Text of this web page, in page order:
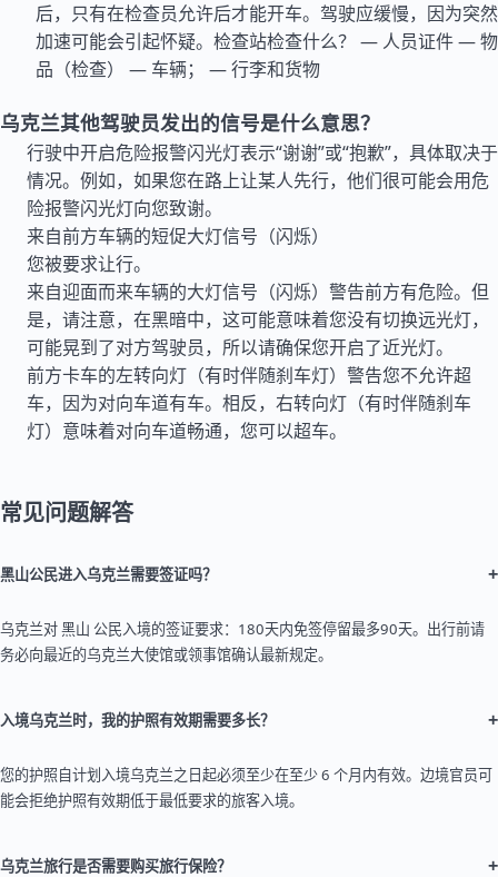
后，只有在检查员允许后才能开车。驾驶应缓慢，因为突然
加速可能会引起怀疑。检查站检查什么？ — 人员证件 — 物
品（检查） — 车辆； — 行李和货物
乌克兰其他驾驶员发出的信号是什么意思？
行驶中开启危险报警闪光灯表示“谢谢”或“抱歉”，具体取决于
情况。例如，如果您在路上让某人先行，他们很可能会用危
险报警闪光灯向您致谢。
来自前方车辆的短促大灯信号（闪烁）
您被要求让行。
来自迎面而来车辆的大灯信号（闪烁）警告前方有危险。但
是，请注意，在黑暗中，这可能意味着您没有切换远光灯，
可能晃到了对方驾驶员，所以请确保您开启了近光灯。
前方卡车的左转向灯（有时伴随刹车灯）警告您不允许超
车，因为对向车道有车。相反，右转向灯（有时伴随刹车
灯）意味着对向车道畅通，您可以超车。
常见问题解答
黑山公民进入乌克兰需要签证吗？ +
乌克兰对 黑山 公民入境的签证要求：180天内免签停留最多90天。出行前请
务必向最近的乌克兰大使馆或领事馆确认最新规定。
入境乌克兰时，我的护照有效期需要多长？ +
您的护照自计划入境乌克兰之日起必须至少在至少 6 个月内有效。边境官员可
能会拒绝护照有效期低于最低要求的旅客入境。
乌克兰旅行是否需要购买旅行保险？ +